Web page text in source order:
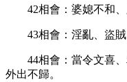
42相會：婆媳不和
43相會：淫亂、盜賊
44相會：當令文喜
外出不歸。